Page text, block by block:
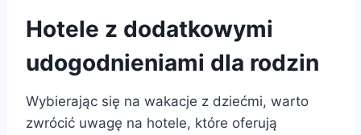
Hotele z dodatkowymi
udogodnieniami dla rodzin
Wybierając się na wakacje z dziećmi, warto
zwrócić uwagę na hotele, które oferują